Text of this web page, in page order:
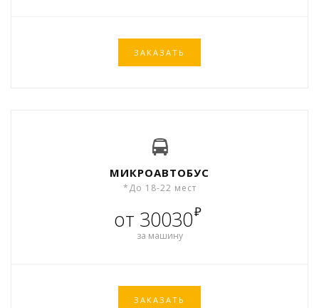
ЗАКАЗАТЬ
МИКРОАВТОБУС
*До 18-22 мест
от 30030₽
за машину
ЗАКАЗАТЬ